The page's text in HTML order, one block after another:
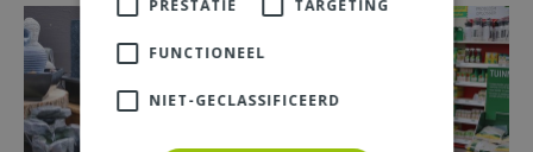
PRESTATIE TARGETING
FUNCTIONEEL
NIET-GECLASSIFICEERD